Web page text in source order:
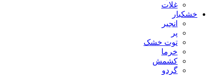
غلات
خشکبار
انجیر
پر
توت خشک
خرما
کشمش
گردو